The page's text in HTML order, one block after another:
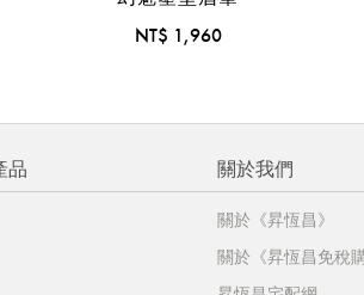
NT$ 1,960
品 關於我們
關於《昇恆昌》
關於《昇恆昌免稅